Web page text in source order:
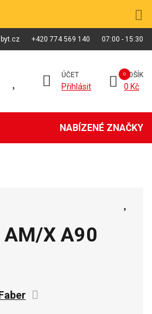
+420 774 569 140 07:00 - 15:30
ÚČET
Přihlásit
KOŠÍK
0 Kč
NABÍZENÉ ZNAČKY
AM/X A90